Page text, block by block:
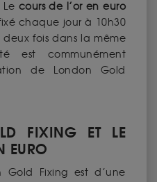
cours de l’or en euro
chaque jour à 10h30
deux fois dans la même
est communément
de London Gold
FIXING ET LE
EURO
Fixing est d’une